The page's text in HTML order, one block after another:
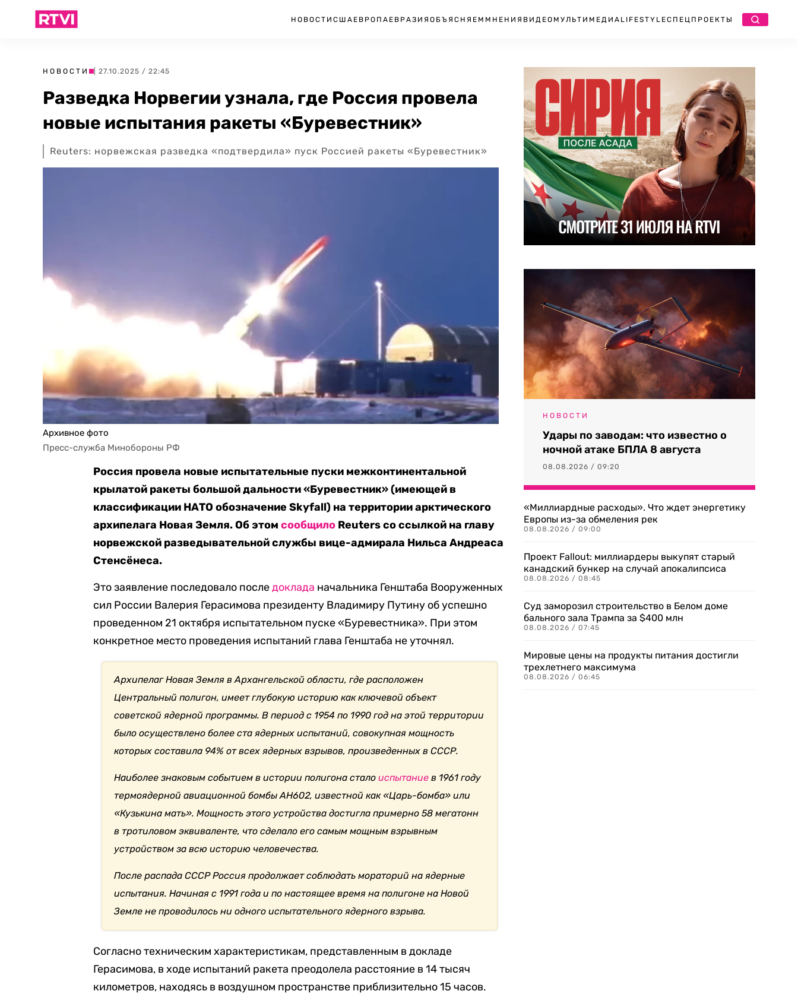
НОВОСТИ США ЕВРОПА ЕВРАЗИЯ ОБЪЯСНЯЕМ МНЕНИЯ ВИДЕО МУЛЬТИМЕДИА LIFESTYLEСПЕЦПРОЕКТЫ
НОВОСТИ | 27.10.2025 / 22:45
Разведка Норвегии узнала, где Россия провела
новые испытания ракеты «Буревестник»
Reuters: норвежская разведка «подтвердила» пуск Россией ракеты «Буревестник»
Архивное фото
Пресс-служба Минобороны РФ
Россия провела новые испытательные пуски межконтинентальной
крылатой ракеты большой дальности «Буревестник» (имеющей в
классификации НАТО обозначение Skyfall) на территории арктического
архипелага Новая Земля. Об этомсообщило Reuters со ссылкой на главу
норвежской разведывательной службы вице-адмирала Нильса Андреаса
Стенсёнеса.
Это заявление последовало последоклада начальника Генштаба Вооруженных
сил России Валерия Герасимова президенту Владимиру Путину об успешно
проведенном 21 октября испытательном пуске «Буревестника». При этом
конкретное место проведения испытаний глава Генштаба не уточнял.
Архипелаг Новая Земля в Архангельской области, где расположен
Центральный полигон, имеет глубокую историю как ключевой объект
советской ядерной программы. В период с 1954 по 1990 год на этой территории
было осуществлено более ста ядерных испытаний, совокупная мощность
которых составила 94% от всех ядерных взрывов, произведенных в СССР.
Наиболее знаковым событием в истории полигона сталоиспытание в 1961 году
термоядерной авиационной бомбы АН602, известной как «Царь-бомба» или
«Кузькина мать». Мощность этого устройства достигла примерно 58 мегатонн
в тротиловом эквиваленте, что сделало его самым мощным взрывным
устройством за всю историю человечества.
После распада СССР Россия продолжает соблюдать мораторий на ядерные
испытания. Начиная с 1991 года и по настоящее время на полигоне на Новой
Земле не проводилось ни одного испытательного ядерного взрыва.
Согласно техническим характеристикам, представленным в докладе
Герасимова, в ходе испытаний ракета преодолела расстояние в 14 тысяч
километров, находясь в воздушном пространстве приблизительно 15 часов.
НОВОСТИ
Удары по заводам: что известно о
ночной атаке БПЛА 8 августа
08.08.2026 / 09:20
«Миллиардные расходы». Что ждет энергетику
Европы из-за обмеления рек
08.08.2026 / 09:00
Проект Fallout: миллиардеры выкупят старый
канадский бункер на случай апокалипсиса
08.08.2026 / 08:45
Суд заморозил строительство в Белом доме
бального зала Трампа за $400 млн
08.08.2026 / 07:45
Мировые цены на продукты питания достигли
трехлетнего максимума
08.08.2026 / 06:45